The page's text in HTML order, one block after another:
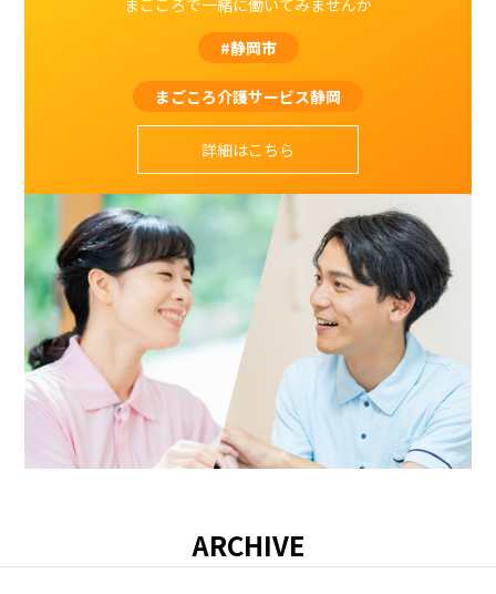
#静岡市
まごころ介護サービス静岡
詳細はこちら
ARCHIVE